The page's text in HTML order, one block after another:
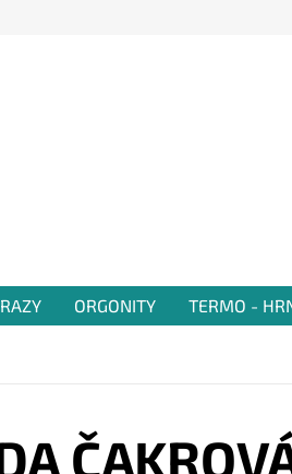
ORGONITY TERMO -